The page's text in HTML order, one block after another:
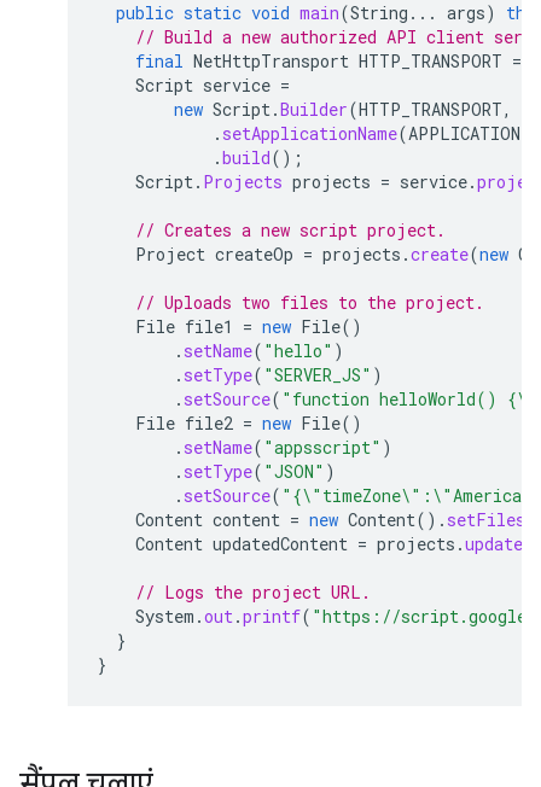
public static void main(String ... args)
// Build a new authorized API client
final NetHttpTransport HTTP_TRANSPORT =
Script service =
new Script.Builder(HTTP_TRANSPORT,
. setApplicationName(
.build();
Script. Projects projects = service.
// Creates a new script project.
Project createOp = projects .create(new
// Uploads two files to the project.
File file1 = new File()
. setName( "hello" )
. setType( "SERVER_JS" )
. setSource( "function helloWorld()
File file2 = new File()
. setName( "appsscript" )
. setType( "JSON" )
. setSource( "{\"timeZone\":\"America/
Content content = new Content(). setFiles
Content updatedContent = projects .
// Logs the project URL.
System .out.printf( "https://
}
}